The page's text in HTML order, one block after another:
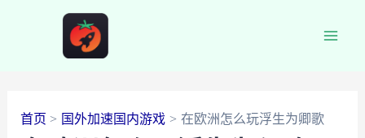
首页 国外加速国内游戏 在欧洲怎么玩浮生为卿歌